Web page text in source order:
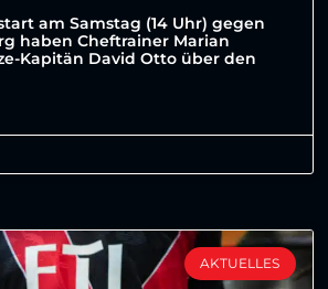
am Samstag (14 Uhr) gegen
haben Cheftrainer Marian
Kapitän David Otto über den
AKTUELLES